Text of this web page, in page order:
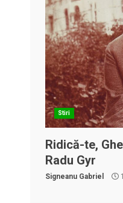
Stiri
Ridică-te,
Radu Gyr
Signeanu Gabriel